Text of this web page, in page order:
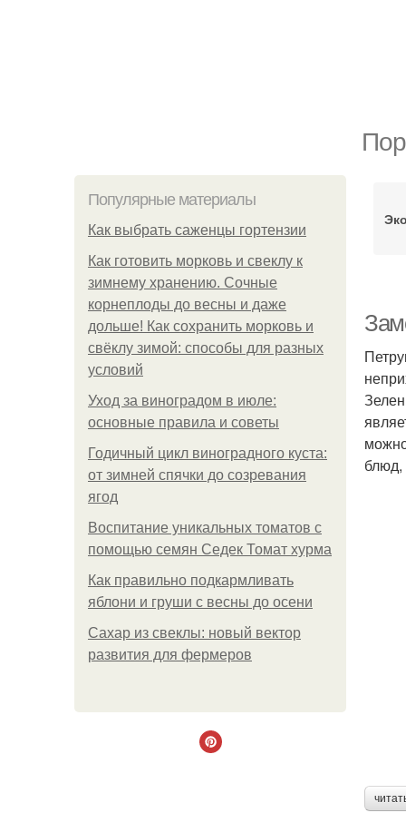
Популярные материалы
Как выбрать саженцы гортензии
Как готовить морковь и свеклу к
зимнему хранению. Сочные
корнеплоды до весны и даже
дольше! Как сохранить морковь и
свёклу зимой: способы для разных
условий
Уход за виноградом в июле:
основные правила и советы
Годичный цикл виноградного куста:
от зимней спячки до созревания
ягод
Воспитание уникальных томатов с
помощью семян Седек Томат хурма
Как правильно подкармливать
яблони и груши с весны до осени
Сахар из свеклы: новый вектор
развития для фермеров
блюд,